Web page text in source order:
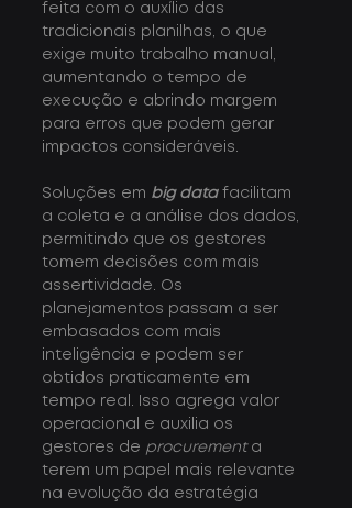
feita com o auxílio das
tradicionais planilhas , o que
exige muito trabalho manual,
aumentando o tempo de
execução e abrindo margem
para erros que podem gerar
impactos consideráveis.
Soluções em big data facilitam
a coleta e a análise dos dados,
permitindo que os gestores
tomem decisões com mais
assertividade. Os
planejamentos passam a ser
embasados com mais
inteligência e podem ser
obtidos praticamente em
tempo real. Isso agrega valor
operacional e auxilia os
gestores de procurement a
terem um papel mais relevante
na evolução da estratégia